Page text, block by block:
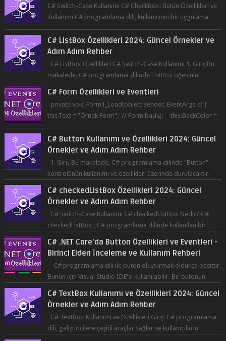
C# Switch-Case Kullanımı C# CheckBox: Bütün Özellikleri ve
Kullanımı C# programlama dili, kullanıcının bir uygulama
üzerinde seçim yapma...
C# ListBox Özellikleri 2024: Güncel Örnekler ve
Adım Adım Rehber
C# ListBox Özellikleri C# Switch-Case Kullanımı 1. Giriş Bu
makalede, C# programlama dilinde ListBox öğesinin
C# Form Özellikleri ve Eventleri
private void Form1_Load(object sender, EventArgs e) {
this.Text = "Örnek Form"; // Form başlığı this.BackColor =
Co...
C# Button Kullanımı ve Özellikleri 2024: Güncel
Örnekler ve Adım Adım Rehber
1. Giriş Bu makalede, C# programlama dilinde "Button"
kontrolünün kullanımı ve özellikleri üzerinde durulacaktır.
C# checkedListBox Özellikleri 2024: Güncel
Örnekler ve Adım Adım Rehber
C# Switch-Case Kullanımı C# checkedListBox Nedir? C#
checkedListBox , C# programlama dilinde kullanılan bir
C# .NET Core'da Button Özellikleri ve Eventleri -
Birinci Elden İnceleme ve Kullanım Rehberi
C# programlama dili ile buton oluşturmak oldukça basittir.
Bunun için Visual Studio IDE'si kullanılabilir. Bir butonun
C# TextBox Kullanımı ve Özellikleri 2024: Güncel
Örnekler ve Adım Adım Rehber
C# TextBox Kullanımı ve Özellikleri Giriş: C# programlama
dili, geliştiricilere çeşitli araçlar sağlar ve kullanıcıların